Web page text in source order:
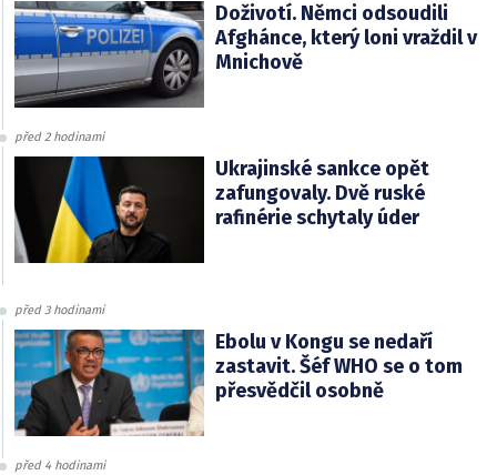
Doživotí. Němci odsoudili
Afghánce, který loni vraždil v
Mnichově
před 2 hodinami
Ukrajinské sankce opět
zafungovaly. Dvě ruské
rafinérie schytaly úder
před 3 hodinami
Ebolu v Kongu se nedaří
zastavit. Šéf WHO se o tom
přesvědčil osobně
před 4 hodinami